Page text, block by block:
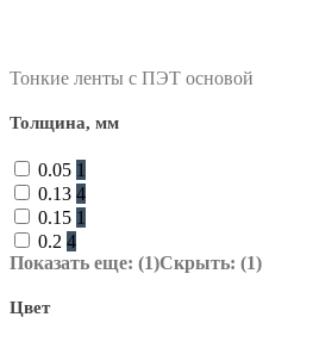
Тонкие ленты с ПЭТ основой
Толщина, мм
0.05 1
0.13 4
0.15 1
0.2 4
Показать еще: (1)Скрыть: (1)
Цвет